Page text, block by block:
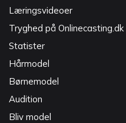
Læringsvideoer
Tryghed på Onlinecasting.dk
Statister
Hårmodel
Børnemodel
Audition
Bliv model